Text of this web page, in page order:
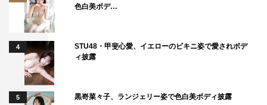
色白美ボデ…
4
STU48・甲斐心愛、イエローのビキニ姿で愛されボデ
ィ披露
5 黒嵜菜々子、ランジェリー姿で色白美ボディ披露